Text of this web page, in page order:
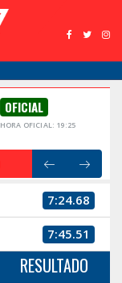
OFICIAL
HORA OFICIAL: 19:25
7:24.68
7:45.51
RESULTADO